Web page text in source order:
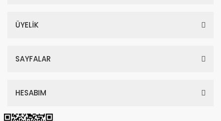
ÜYELİK
SAYFALAR
HESABIM